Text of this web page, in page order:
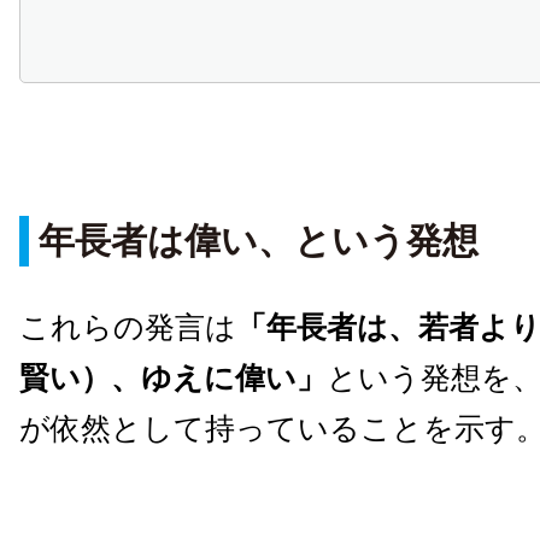
年長者は偉い、という発想
これらの発言は 「年長者は、若者よ
賢い）、ゆえに偉い」 という発想を
が依然として持っていることを示す